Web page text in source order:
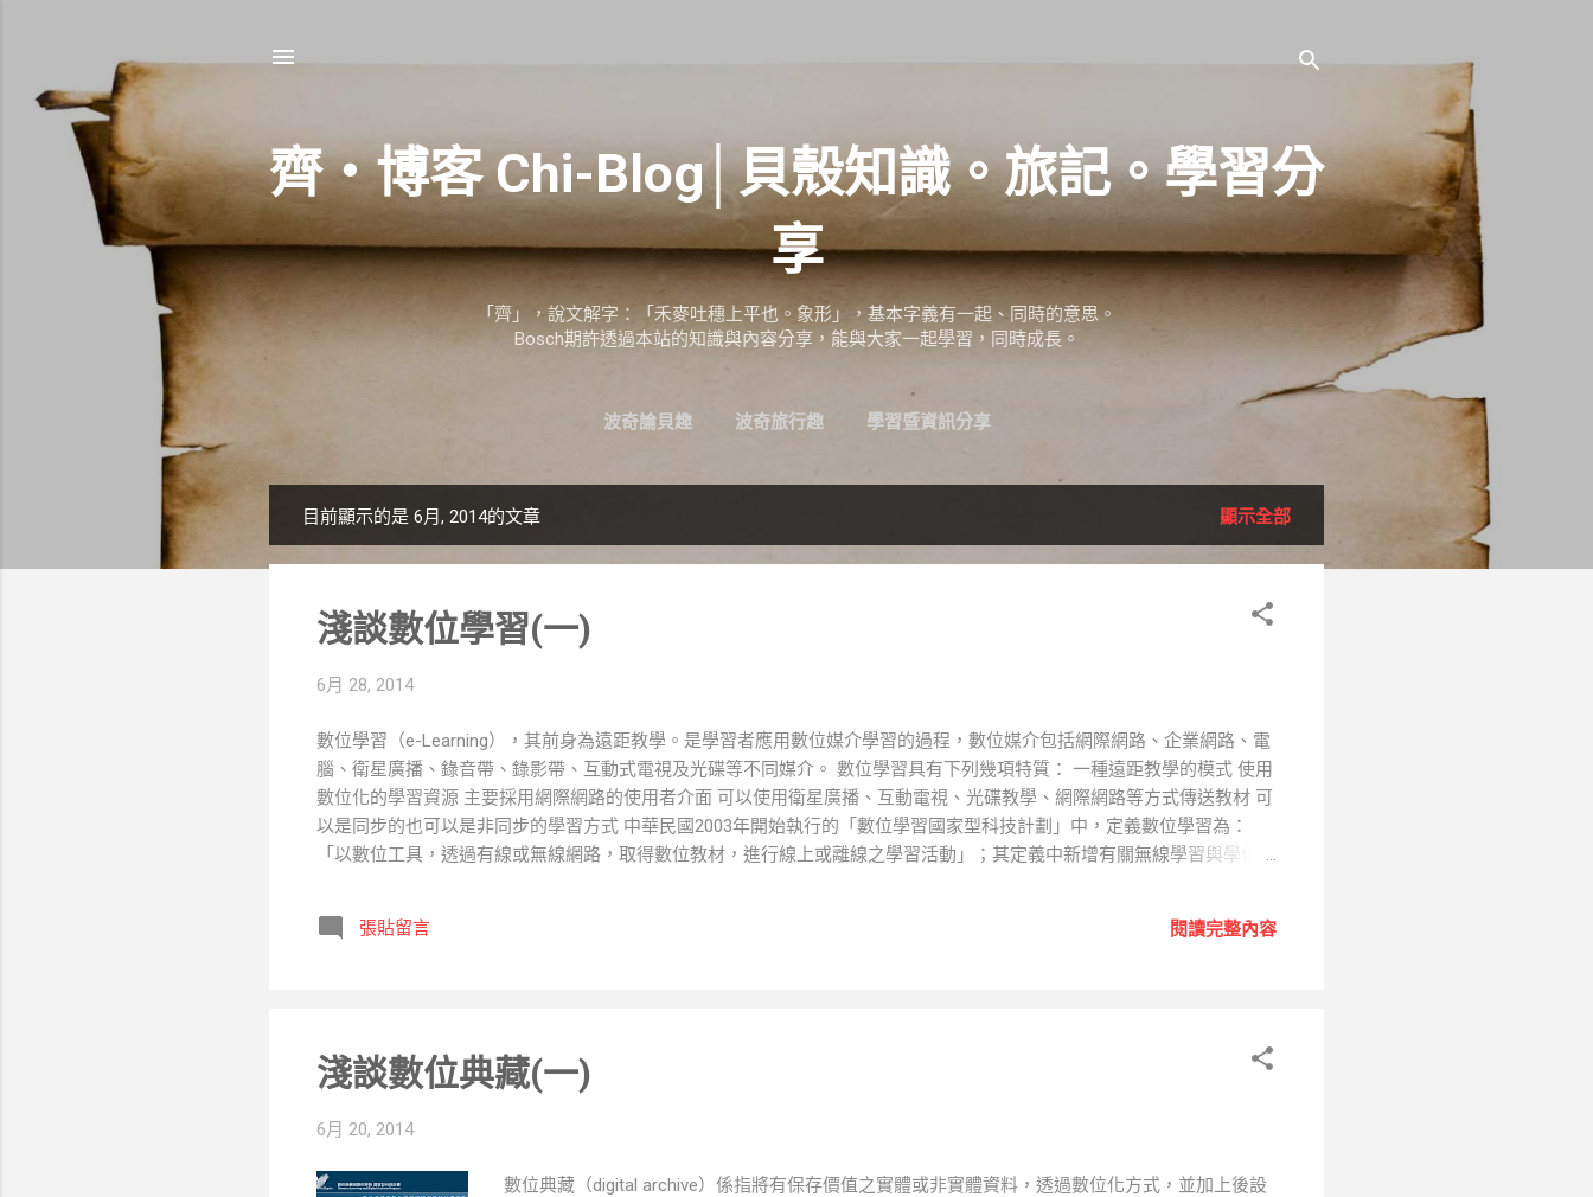
齊‧博客 Chi-Blog│貝殼知識。旅記。學習分
享
「齊」，說文解字：「禾麥吐穗上平也。象形」，基本字義有一起、同時的意思。
Bosch期許透過本站的知識與內容分享，能與大家一起學習，同時成長。
波奇論貝趣 波奇旅行趣 學習暨資訊分享
表
目前顯示的是 6月, 2014的文章 顯示全部
淺談數位學習(一)
6月 28, 2014
數位學習（e-Learning），其前身為遠距教學。是學習者應用數位媒介學習的過程，數位媒介包括網際網路、企業網路、電
腦、衛星廣播、錄音帶、錄影帶、互動式電視及光碟等不同媒介。 數位學習具有下列幾項特質： 一種遠距教學的模式 使用
數位化的學習資源 主要採用網際網路的使用者介面 可以使用衛星廣播、互動電視、光碟教學、網際網路等方式傳送教材 可
以是同步的也可以是非同步的學習方式 中華民國2003年開始執行的「數位學習國家型科技計劃」中，定義數位學習為：
「以數位工具，透過有線或無線網路，取得數位教材，進行線上或離線之學習活動」；其定義中新增有關無線學習與學位工
交通問題，只要連線上網，就可以學習。更重要的，它具備「個人化」的功能，也就是所謂的適性教學。針對每個人的特
元場域的應用，創造價值；數位學習產業發展的第三個階段「數位學習產業跨域躍升計畫」更在於創新躍升，在於推動教與
學的變革、打造整合的學習產業鏈、將國內成功的範例輸出海外，達到產值倍增，尤其是國際收入倍增的目標，國際的拓展
張貼留言 閱讀完整內容
淺談數位典藏(一)
6月 20, 2014
數位典藏（digital archive）係指將有保存價值之實體或非實體資料，透過數位化方式，並加上後設